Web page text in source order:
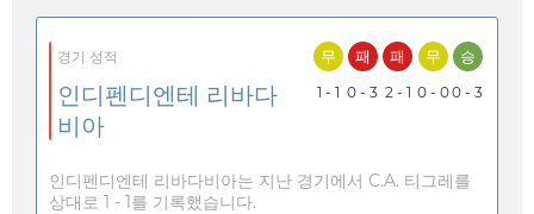
경기 성적
인디펜디엔테 리바다
비아
무
1 - 1
패
0 - 3
패
2 - 1
무
0 - 0
승
0 - 3
인디펜디엔테 리바다비아는 지난 경기에서 C.A. 티그레를
상대로 1 - 1를 기록했습니다.